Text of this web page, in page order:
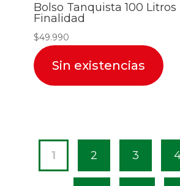
Bolso Tanquista 100 Litros
Finalidad
$49.990
Sin existencias
1 2 3